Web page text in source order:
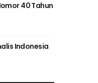
40 Tahun
Indonesia